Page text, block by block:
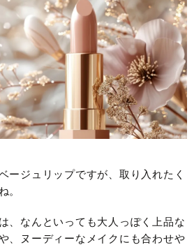
ージュリップですが、取り入れたく
。
、なんといっても大人っぽく上品な
、ヌーディーなメイクにも合わせや